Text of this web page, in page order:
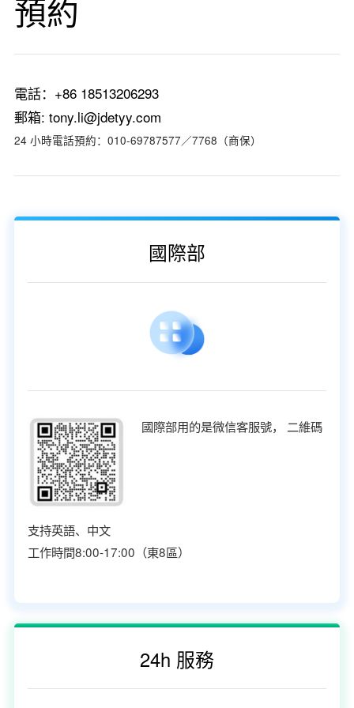
預約
電話：+86 18513206293
郵箱: tony.li@jdetyy.com
24 小時電話預約：010-69787577／7768（商保）
國際部
國際部用的是微信客服號， 二維碼
支持英語、中文
工作時間8:00-17:00（東8區）
24h 服務